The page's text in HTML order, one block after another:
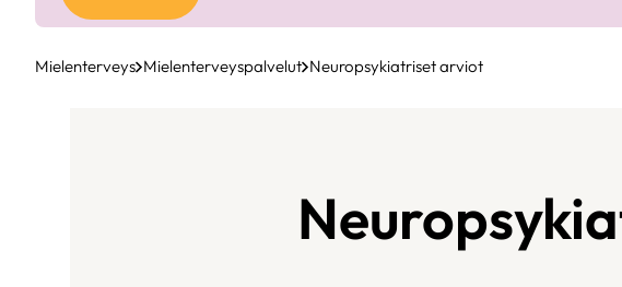
Mielenterveys Mielenterveyspalvelut Neuropsykiatriset arviot